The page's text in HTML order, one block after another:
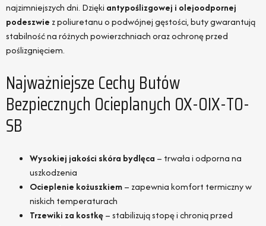
najzimniejszych dni. Dzięki antypoślizgowej i olejoodpornej
podeszwie z poliuretanu o podwójnej gęstości, buty gwarantują
stabilność na różnych powierzchniach oraz ochronę przed
poślizgnięciem.
Najważniejsze Cechy Butów
Bezpiecznych Ocieplanych OX-OIX-TO-
SB
Wysokiej jakości skóra bydlęca – trwała i odporna na
uszkodzenia
Ocieplenie kożuszkiem– zapewnia komfort termiczny w
niskich temperaturach
Trzewiki za kostkę– stabilizują stopę i chronią przed